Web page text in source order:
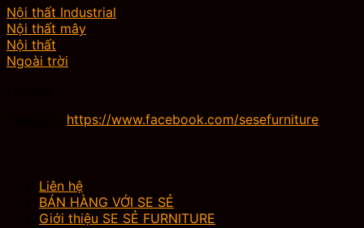
Nội thất Industrial
Nội thất mây
Nội thất
Ngoài trời
https://www.facebook.com/sesefurniture
Liên hệ
BÁN HÀNG VỚI SE SẺ
Giới thiệu SE SẺ FURNITURE